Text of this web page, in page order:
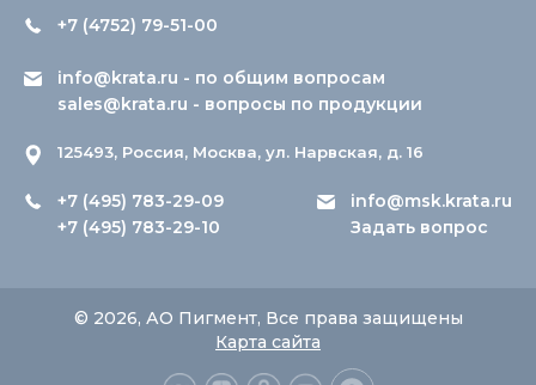
+7 (4752) 79-51-00
info@krata.ru - по общим вопросам
sales@krata.ru - вопросы по продукции
125493, Россия, Москва, ул. Нарвская, д. 16
+7 (495) 783-29-09
+7 (495) 783-29-10
info@msk.krata.ru
Задать вопрос
© 2026, АО Пигмент, Все права защищены
Карта сайта